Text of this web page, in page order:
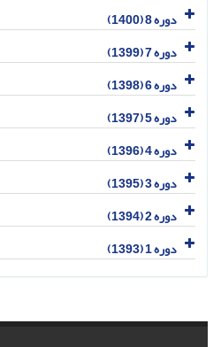
دوره 8 (1400)
دوره 7 (1399)
دوره 6 (1398)
دوره 5 (1397)
دوره 4 (1396)
دوره 3 (1395)
دوره 2 (1394)
دوره 1 (1393)